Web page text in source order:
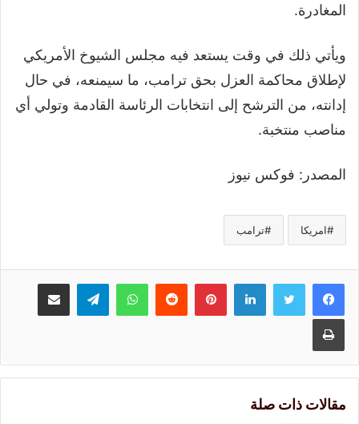
المغادرة.
ويأتي ذلك في وقت يستعد فيه مجلس الشيوخ الأمريكي
لإطلاق محاكمة العزل بحق ترامب، ما سيمنعه، في حال
إدانته، من الترشح إلى انتخابات الرئاسة القادمة وتولي أي
مناصب منتخبة.
المصدر: فوكس نيوز
امريكا ترامب
لينكدإنبينتيريست واتسابتيلقرام مشاركة عبر البريد
طباعة
مقالات ذات صلة